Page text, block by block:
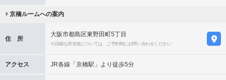
京橋ルームへの案内
住 所
大阪市都島区東野田町5丁目
※詳細な所在地については、ご予約時にお問い合わせください
アクセス JR各線「京橋駅」より徒歩5分